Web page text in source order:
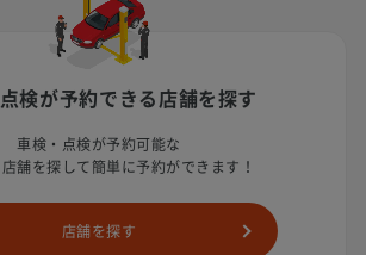
検が予約できる店舗を探す
車検・点検が予約可能な
舗を探して簡単に予約ができます！
店舗を探す